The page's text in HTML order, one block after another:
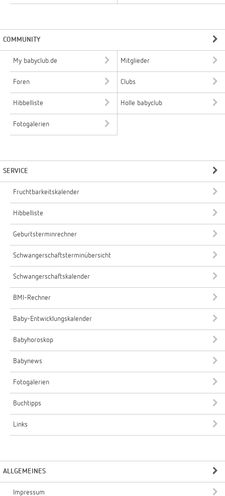
COMMUNITY
My babyclub.de Mitglieder
Foren Clubs
Hibbelliste Holle babyclub
Fotogalerien
SERVICE
Fruchtbarkeitskalender
Hibbelliste
Geburtsterminrechner
Schwangerschaftsterminübersicht
Schwangerschaftskalender
BMI-Rechner
Baby-Entwicklungskalender
Babyhoroskop
Babynews
Fotogalerien
Buchtipps
Links
ALLGEMEINES
Impressum